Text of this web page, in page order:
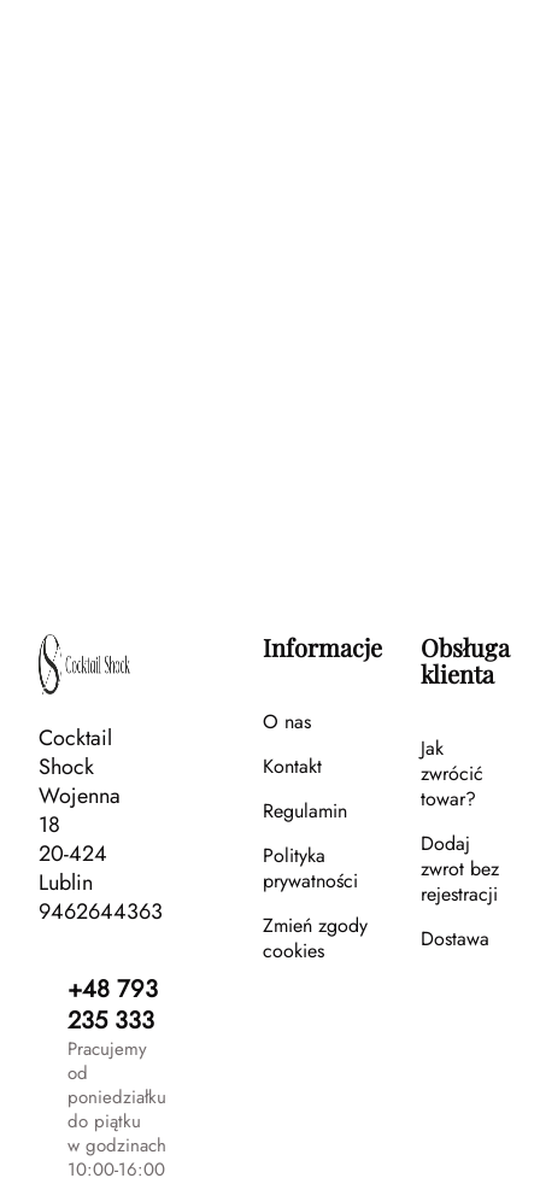
Cocktail
Shock
Wojenna
18
20-424
Lublin
9462644363
+48 793
235 333
Pracujemy
od
poniedziałku
do piątku
w godzinach
10:00-16:00
Informacje
O nas
Kontakt
Regulamin
Polityka
prywatności
Zmień zgody
cookies
Obsługa
klienta
Jak
zwrócić
towar?
Dodaj
zwrot bez
rejestracji
Dostawa